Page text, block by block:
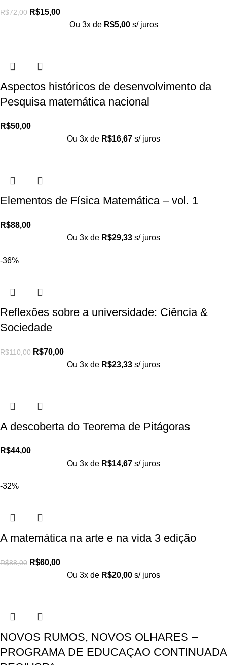
R$72,00 R$15,00
Ou 3x de R$5,00 s/ juros
Aspectos históricos de desenvolvimento da
Pesquisa matemática nacional
R$50,00
Ou 3x de R$16,67 s/ juros
Elementos de Física Matemática – vol. 1
R$88,00
Ou 3x de R$29,33 s/ juros
-36%
Reflexões sobre a universidade: Ciência &
Sociedade
R$110,00 R$70,00
Ou 3x de R$23,33 s/ juros
A descoberta do Teorema de Pitágoras
R$44,00
Ou 3x de R$14,67 s/ juros
-32%
A matemática na arte e na vida 3 edição
R$88,00 R$60,00
Ou 3x de R$20,00 s/ juros
NOVOS RUMOS, NOVOS OLHARES –
PROGRAMA DE EDUCAÇAO CONTINUADA